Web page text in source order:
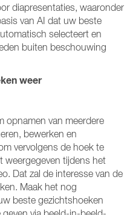
diapresentaties, waaronder
van AI dat uw beste
selecteert en
buiten beschouwing
weer
opnamen van meerdere
bewerken en
vervolgens de hoek te
weergegeven tijdens het
Dat zal de interesse van de
Maak het nog
beste gezichtshoeken